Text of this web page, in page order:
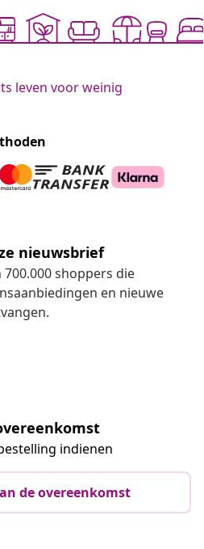
leven voor weinig
nieuwsbrief
shoppers die
en nieuwe
indienen
de overeenkomst